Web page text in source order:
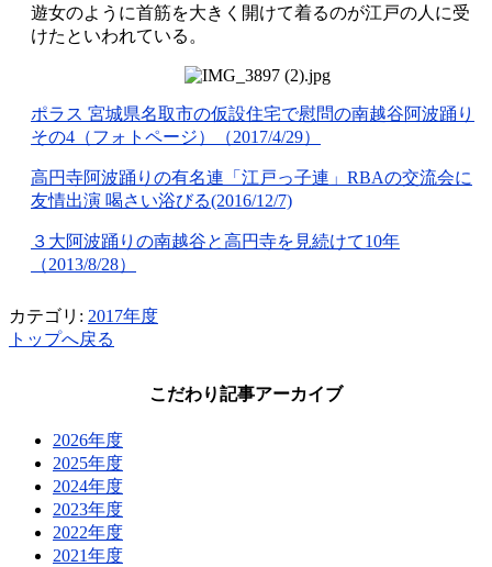
遊女のように首筋を大きく開けて着るのが江戸の人に受
けたといわれている。
ポラス 宮城県名取市の仮設住宅で慰問の南越谷阿波踊り
その4（フォトページ）（2017/4/29）
高円寺阿波踊りの有名連「江戸っ子連」RBAの交流会に
友情出演 喝さい浴びる(2016/12/7)
３大阿波踊りの南越谷と高円寺を見続けて10年
（2013/8/28）
カテゴリ: 2017年度
トップへ戻る
こだわり記事アーカイブ
2026年度
2025年度
2024年度
2023年度
2022年度
2021年度